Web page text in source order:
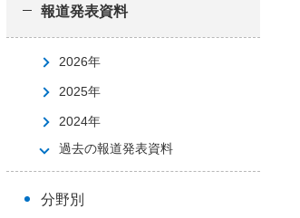
報道発表資料
2026年
2025年
2024年
過去の報道発表資料
分野別